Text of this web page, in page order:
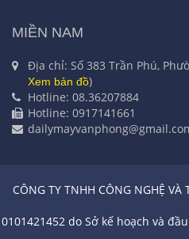
MIỀN NAM
Địa chỉ: Số 383 Trần Phú,
Xem bản đồ)
Hotline: 08.36207884
Hotline: 0917141661
CÔNG TY TNHH CÔNG NGHỆ
0101421452 do Sở kế hoạch và